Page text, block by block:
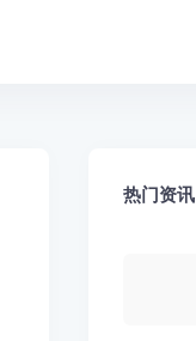
热门资讯